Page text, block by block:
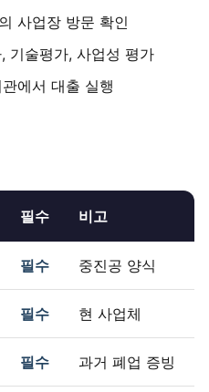
사업장 방문 확인
기술평가, 사업성 평가
에서 대출 실행
필수 비고
필수 중진공 양식
필수 현 사업체
필수 과거 폐업 증빙